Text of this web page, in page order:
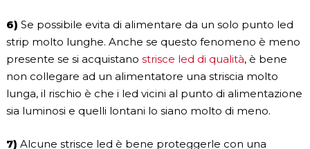
6) Se possibile evita di alimentare da un solo punto led
strip molto lunghe. Anche se questo fenomeno è meno
presente se si acquistano strisce led di qualità, è bene
non collegare ad un alimentatore una striscia molto
lunga, il rischio è che i led vicini al punto di alimentazione
sia luminosi e quelli lontani lo siano molto di meno.
7) Alcune strisce led è bene proteggerle con una